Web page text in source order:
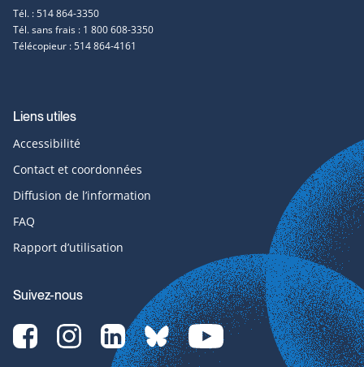
Tél. : 514 864-3350
Tél. sans frais : 1 800 608-3350
Télécopieur : 514 864-4161
Liens utiles
Accessibilité
Contact et coordonnées
Diffusion de l’information
FAQ
Rapport d’utilisation
Suivez-nous
Facebook-
svg
Instagram-
svg
LinkedIn-
svg
bluesky-
svg
YouTube-
svg